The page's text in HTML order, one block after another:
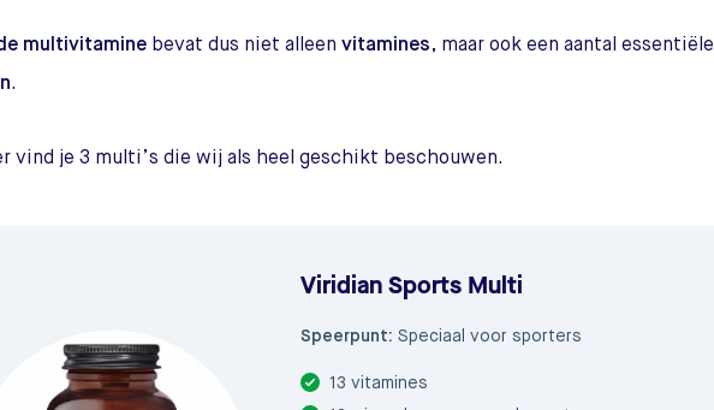
multivitamine bevat dus niet alleen vitamines, maar ook een aantal essentiële
.
vind je 3 multi’s die wij als heel geschikt beschouwen.
Viridian Sports Multi
Speerpunt: Speciaal voor sporters
13 vitamines